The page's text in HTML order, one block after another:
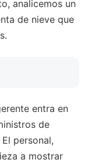
analicemos un
de nieve que
entra en
de
personal,
a mostrar